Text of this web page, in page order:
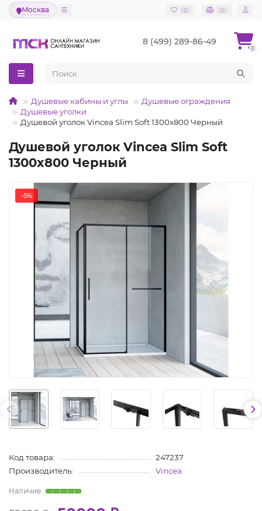
Москва 0 0
8 (499) 289-86-49
0
Душевые кабины и углы
Душевые ограждения
Душевые уголки
Душевой уголок Vincea Slim Soft 1300x800 Черный
Душевой уголок Vincea Slim Soft
1300x800 Черный
-5%
Код товара:
247237
Производитель:
Vincea